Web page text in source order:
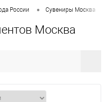
России • Сувениры Москва
Москва